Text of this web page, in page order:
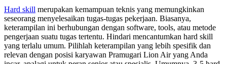
Hard skill merupakan kemampuan teknis yang memungkinkan
seseorang menyelesaikan tugas-tugas pekerjaan. Biasanya,
keterampilan ini berhubungan dengan software, tools, atau metode
pengerjaan suatu tugas tertentu. Hindari mencantumkan hard skill
yang terlalu umum. Pilihlah keterampilan yang lebih spesifik dan
relevan dengan posisi karyawan Pramugari Lion Air yang Anda